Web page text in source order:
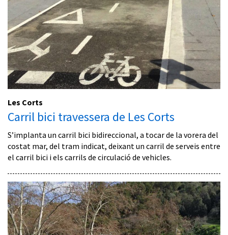
Les Corts
Carril bici travessera de Les Corts
S’implanta un carril bici bidireccional, a tocar de la vorera del
costat mar, del tram indicat, deixant un carril de serveis entre
el carril bici i els carrils de circulació de vehicles.